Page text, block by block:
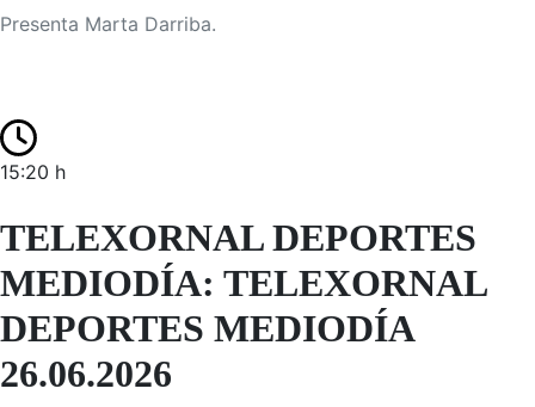
Presenta Marta Darriba.
15:20 h
TELEXORNAL DEPORTES
MEDIODÍA: TELEXORNAL
DEPORTES MEDIODÍA
26.06.2026